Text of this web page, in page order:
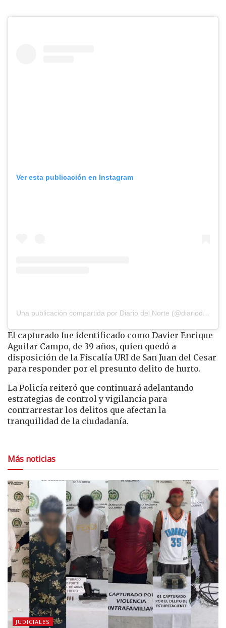
Ver esta publicación en Instagram
Una publicación compartida por Diario del Norte (@diariodelnorte)
El capturado fue identificado como Davier Enrique
Aguilar Campo, de 39 años, quien quedó a
disposición de la Fiscalía URI de San Juan del Cesar
para responder por el presunto delito de hurto.
La Policía reiteró que continuará adelantando
estrategias de control y vigilancia para
contrarrestar los delitos que afectan la
tranquilidad de la ciudadanía.
Más noticias
JUDICIALES